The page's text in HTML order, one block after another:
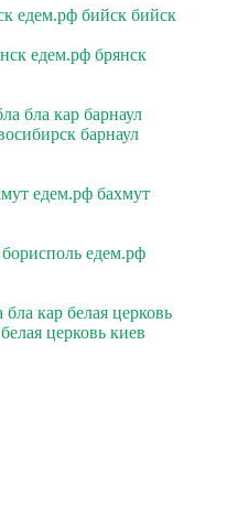
едем.рф бийск бийск
едем.рф брянск
бла кар барнаул
барнаул
едем.рф бахмут
едем.рф
бла кар белая церковь
церковь киев